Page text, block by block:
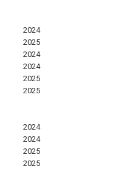
2024
2025
2024
2024
2025
2025
2024
2024
2025
2025